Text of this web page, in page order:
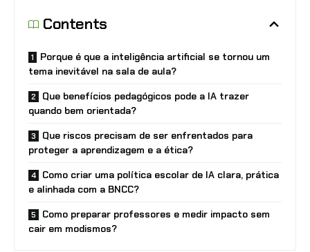
Contents
Porque é que a inteligência artificial se tornou um
tema inevitável na sala de aula?
Que benefícios pedagógicos pode a IA trazer
quando bem orientada?
Que riscos precisam de ser enfrentados para
proteger a aprendizagem e a ética?
Como criar uma política escolar de IA clara, prática
e alinhada com a BNCC?
Como preparar professores e medir impacto sem
cair em modismos?